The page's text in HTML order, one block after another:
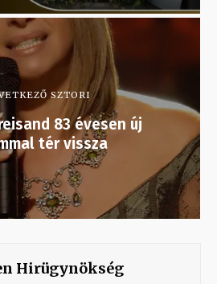
SZTORI
83 évesen új
tér vissza
Hirügynökség